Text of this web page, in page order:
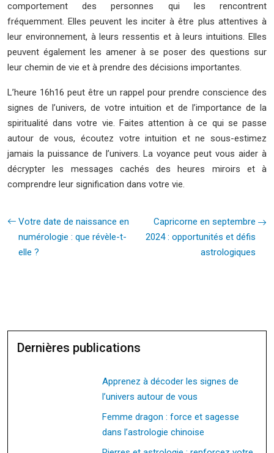
comportement des personnes qui les rencontrent
fréquemment. Elles peuvent les inciter à être plus attentives à
leur environnement, à leurs ressentis et à leurs intuitions. Elles
peuvent également les amener à se poser des questions sur
leur chemin de vie et à prendre des décisions importantes.
L’heure 16h16 peut être un rappel pour prendre conscience des
signes de l’univers, de votre intuition et de l’importance de la
spiritualité dans votre vie. Faites attention à ce qui se passe
autour de vous, écoutez votre intuition et ne sous-estimez
jamais la puissance de l’univers. La voyance peut vous aider à
décrypter les messages cachés des heures miroirs et à
comprendre leur signification dans votre vie.
Votre date de naissance en
numérologie : que révèle-t-
elle ?
Capricorne en septembre
2024 : opportunités et défis
astrologiques
Dernières publications
Apprenez à décoder les signes de
l’univers autour de vous
Femme dragon : force et sagesse
dans l’astrologie chinoise